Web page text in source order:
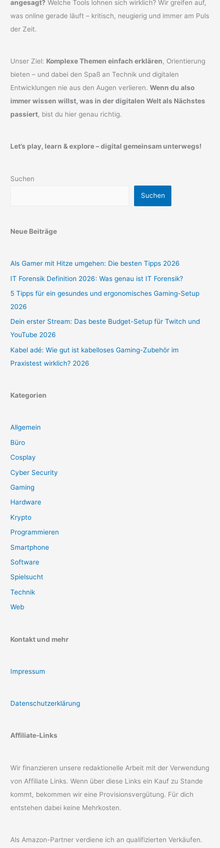
angesagt? Welche Tools lohnen sich wirklich? Wir greifen auf,
was online gerade läuft – kritisch, neugierig und immer am Puls
der Zeit.
Unser Ziel: Komplexe Themen einfach erklären, Orientierung
bieten – und dabei den Spaß an Technik und digitalen
Entwicklungen nie aus den Augen verlieren.Wenn du also
immer wissen willst, was in der digitalen Welt als Nächstes
passiert, bist du hier genau richtig.
Let’s play, learn & explore – digital gemeinsam unterwegs!
Suchen
Suchen
Neue Beiträge
Als Gamer mit Hitze umgehen: Die besten Tipps 2026
IT Forensik Definition 2026: Was genau ist IT Forensik?
5 Tipps für ein gesundes und ergonomisches Gaming-Setup
2026
Dein erster Stream: Das beste Budget-Setup für Twitch und
YouTube 2026
Kabel adé: Wie gut ist kabelloses Gaming-Zubehör im
Praxistest wirklich? 2026
Kategorien
Allgemein
Büro
Cosplay
Cyber Security
Gaming
Hardware
Krypto
Programmieren
Smartphone
Software
Spielsucht
Technik
Web
Kontakt und mehr
Impressum
Datenschutzerklärung
Affiliate-Links
Wir finanzieren unsere redaktionelle Arbeit mit der Verwendung
von Affiliate Links. Wenn über diese Links ein Kauf zu Stande
kommt, bekommen wir eine Provisionsvergütung. Für dich
entstehen dabei keine Mehrkosten.
Als Amazon-Partner verdiene ich an qualifizierten Verkäufen.